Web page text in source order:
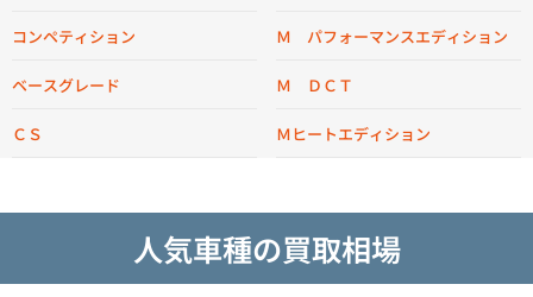
コンペティション
ベースグレード
ＣＳ
Ｍ パフォーマンスエディション
Ｍ ＤＣＴ
Ｍヒートエディション
人気車種の買取相場